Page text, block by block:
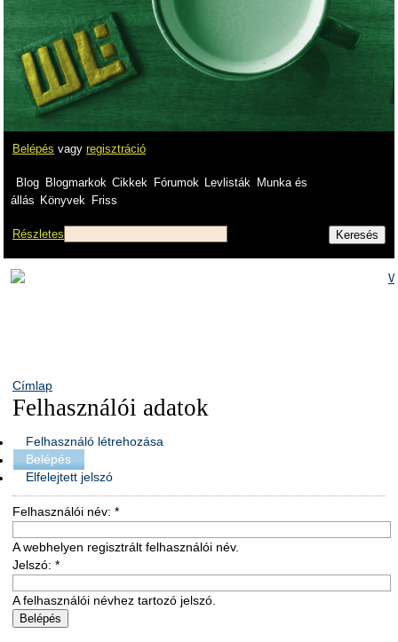
Belépés vagy regisztráció
Blog Blogmarkok Cikkek Fórumok Levlisták
Munka és
állás Könyvek Friss
Részletes
Címlap
Felhasználói adatok
Felhasználó létrehozása
Belépés
Elfelejtett jelszó
Felhasználói név: *
A webhelyen regisztrált felhasználói név.
Jelszó: *
A felhasználói névhez tartozó jelszó.